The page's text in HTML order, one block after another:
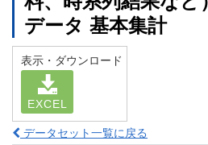
データ 基本集計
表示・ダウンロード
EXCEL
データセット一覧に戻る